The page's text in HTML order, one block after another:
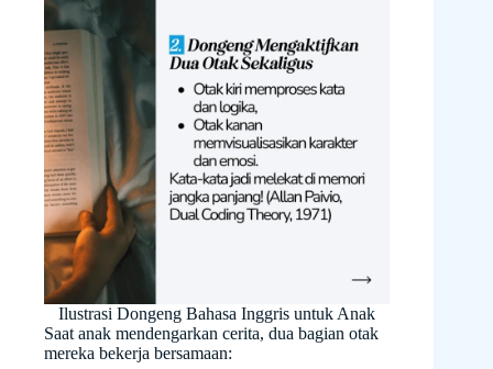
Ilustrasi Dongeng Bahasa Inggris untuk Anak
Saat anak mendengarkan cerita, dua bagian otak
mereka bekerja bersamaan: